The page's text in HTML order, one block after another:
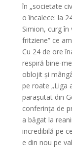
în „societate
o încalece: la
Simion, curg
fritziene” ce
Cu 24 de ore
respiră bine-
oblojit și
pe roate „Liga
parașutat din
conferința de
a băgat la
incredibilă pe
e din nou pe